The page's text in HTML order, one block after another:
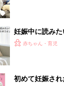
妊娠中に読み
よ」赤ちゃん・育児
初めて妊娠さ